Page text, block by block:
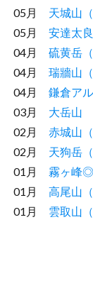
05月 天城山
05月 安達太
04月 硫黄岳
04月 瑞牆山
04月 鎌倉ア
03月 大岳山
02月 赤城山
02月 天狗岳
01月 霧ヶ峰◎
01月 高尾山
01月 雲取山